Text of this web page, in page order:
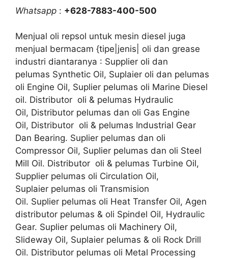
Whatsapp : +628-7883-400-500
Menjual oli repsol untuk mesin diesel juga
menjual bermacam {tipe|jenis| oli dan grease
industri diantaranya : Supplier oli dan
pelumas Synthetic Oil, Suplaier oli dan pelumas
oli Engine Oil, Suplier pelumas oli Marine Diesel
oil. Distributor oli & pelumas Hydraulic
Oil, Distributor pelumas dan oli Gas Engine
Oil, Distributor oli & pelumas Industrial Gear
Dan Bearing. Suplier pelumas dan oli
Compressor Oil, Suplier pelumas dan oli Steel
Mill Oil. Distributor oli & pelumas Turbine Oil,
Supplier pelumas oli Circulation Oil,
Suplaier pelumas oli Transmision
Oil. Suplier pelumas oli Heat Transfer Oil, Agen
distributor pelumas & oli Spindel Oil, Hydraulic
Gear. Suplier pelumas oli Machinery Oil,
Slideway Oil, Suplaier pelumas & oli Rock Drill
Oil. Distributor pelumas oli Metal Processing